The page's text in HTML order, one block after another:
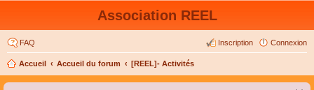
Association REEL
FAQ Connexion
Inscription
Accueil Accueil du forum [REEL]- Activités